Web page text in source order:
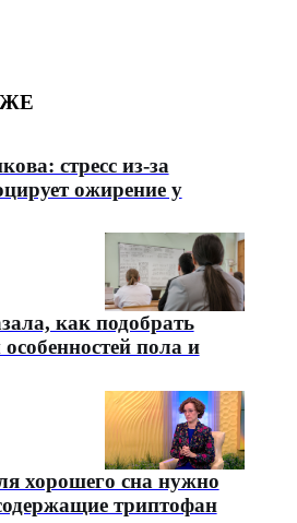
стресс из-за
ожирение у
как подобрать
пола и
хорошего сна нужно
триптофан